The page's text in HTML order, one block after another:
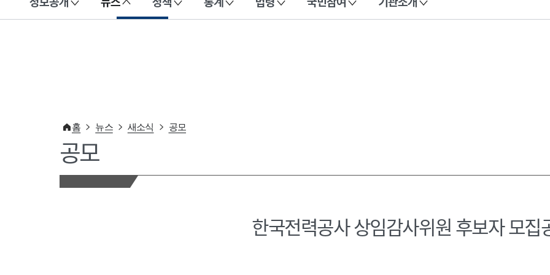
이 누리집은 대한민국 공식 전자정부 누리집입니다.
홈 뉴스 새소식 공모
공모
한국전력공사 상임감사위원 후보자 모집